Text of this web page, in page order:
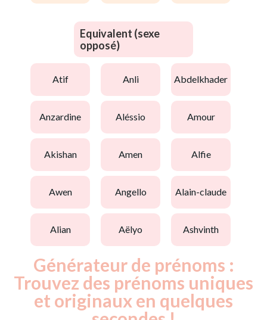
Equivalent (sexe
opposé)
atif anli abdelkhader
anzardine aléssio amour
akishan amen alfie
awen angello alain-claude
alian aëlyo ashvinth
Générateur de prénoms :
Trouvez des prénoms uniques
et originaux en quelques